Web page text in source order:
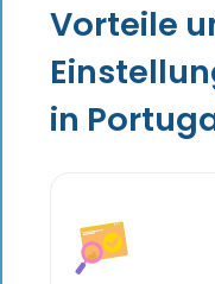
Vorteile
in